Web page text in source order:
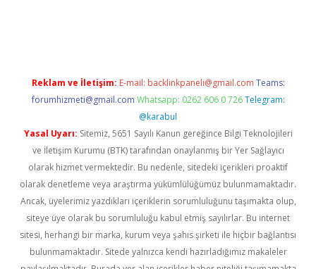
Reklam ve İletişim: E-mail: backlinkpaneli@gmail.com Teams:
forumhizmeti@gmail.com Whatsapp: 0262 606 0 726 Telegram:
@karabul
Yasal Uyarı: Sitemiz, 5651 Sayılı Kanun gereğince Bilgi Teknolojileri
ve İletişim Kurumu (BTK) tarafından onaylanmış bir Yer Sağlayıcı
olarak hizmet vermektedir. Bu nedenle, sitedeki içerikleri proaktif
olarak denetleme veya araştırma yükümlülüğümüz bulunmamaktadır.
Ancak, üyelerimiz yazdıkları içeriklerin sorumluluğunu taşımakta olup,
siteye üye olarak bu sorumluluğu kabul etmiş sayılırlar. Bu internet
sitesi, herhangi bir marka, kurum veya şahıs şirketi ile hiçbir bağlantısı
bulunmamaktadır. Sitede yalnızca kendi hazırladığımız makaleler